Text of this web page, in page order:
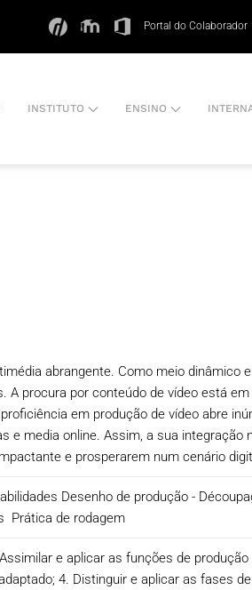
Portal do Colaborador
INSTITUTO ENSINO
abrangente. Como meio dinâmico
procura por conteúdo de vídeo está
em produção de vídeo abre
e media online. Assim, a sua
e prosperarem num cenário
Desenho de produção -
Prática de rodagem
e aplicar as funções de
4. Distinguir e aplicar as fases